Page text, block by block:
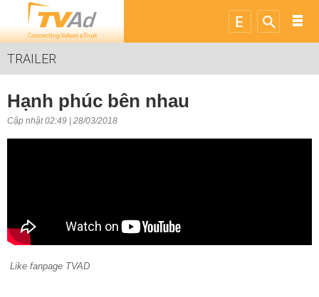
TRAILER
Hạnh phúc bên nhau
Cập nhật 02:49 | 28/03/2018
Like fanpage TVAD